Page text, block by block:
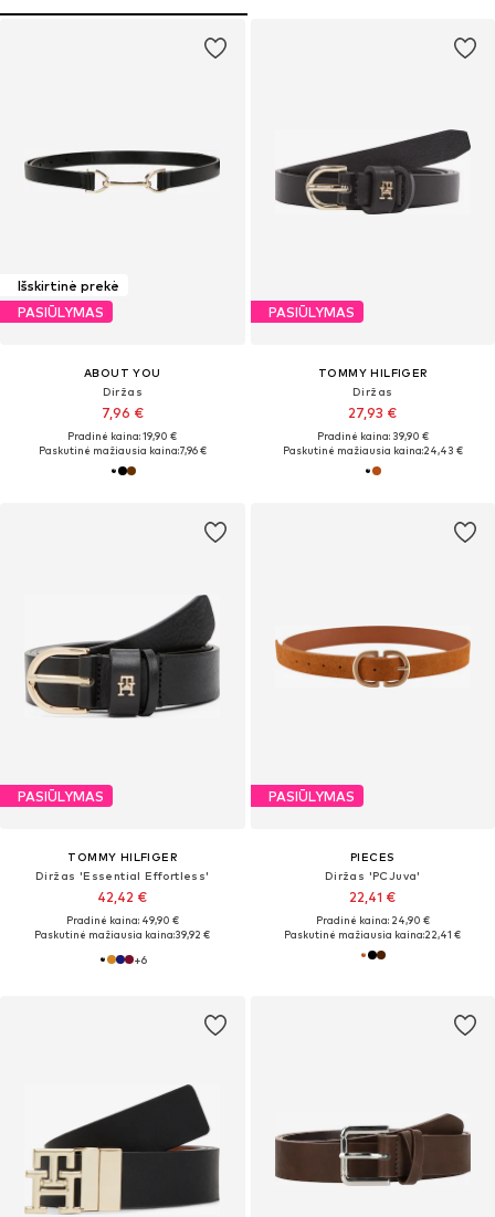
Išskirtinė prekė
PASIŪLYMAS
ABOUT YOU
Diržas
7,96 €
Pradinė kaina: 19,90 €
Paskutinė mažiausia kaina:7,96 €
PASIŪLYMAS
TOMMY HILFIGER
Diržas
27,93 €
Pradinė kaina: 39,90 €
Paskutinė mažiausia kaina:24,43 €
PASIŪLYMAS
TOMMY HILFIGER
Diržas 'Essential Effortless'
42,42 €
Pradinė kaina: 49,90 €
Paskutinė mažiausia kaina:39,92 €
+6
PASIŪLYMAS
PIECES
Diržas 'PCJuva'
22,41 €
Pradinė kaina: 24,90 €
Paskutinė mažiausia kaina:22,41 €